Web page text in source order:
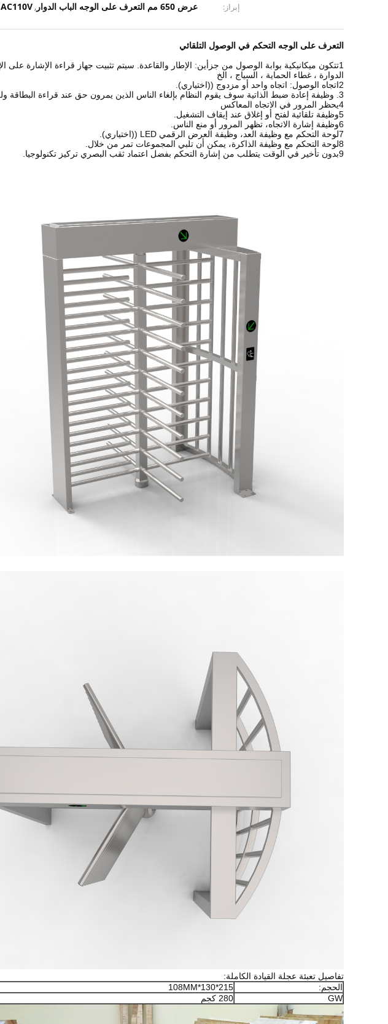
إبراز:
عرض 650 مم التعرف على الوجه الباب الدوار , AC110V التعرف على الوجه الباب الدوار
التعرف على الوجه التحكم في الوصول التلقائي
1تتكون ميكانيكية بوابة الوصول من جزأين: الإطار والقاعدة. سيتم تثبيت جهاز قراءة الإشارة على
الدوارة ، غطاء الحماية ، السياج ، الخ
2اتجاه الوصول: اتجاه واحد أو مزدوج ((اختياري).
3. وظيفة إعادة ضبط الذاتية سوف يقوم النظام بإلغاء الناس الذين يمرون حق عند قراءة البطاقة ولكن لا يمرون ، يمكن تعيين الوقت.
4يحظر المرور في الاتجاه المعاكس
5وظيفة تلقائية لفتح أو إغلاق عند إيقاف التشغيل.
6وظيفة إشارة الاتجاه، تظهر المرور أو منع الناس.
7لوحة التحكم مع وظيفة العد، وظيفة العرض الرقمي LED ((اختياري).
8لوحة التحكم مع وظيفة الذاكرة، يمكن أن تلبي المجموعات تمر من خلال.
9بدون تأخير في الوقت يتطلب من إشارة التحكم بفضل اعتماد ثقب البصري تركيز تكنولوجيا.
تفاصيل تعبئة عجلة القيادة الكاملة:
الحجم:
215*130*108MM
GW
280 كجم